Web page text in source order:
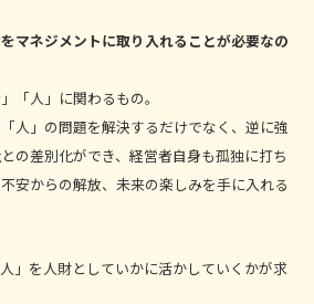
マネジメントに取り入れることが必要なの
「人」に関わるもの。
人」の問題を解決するだけでなく、逆に強
の差別化ができ、経営者自身も孤独に打ち
安からの解放、未来の楽しみを手に入れる
」を人財としていかに活かしていくかが求